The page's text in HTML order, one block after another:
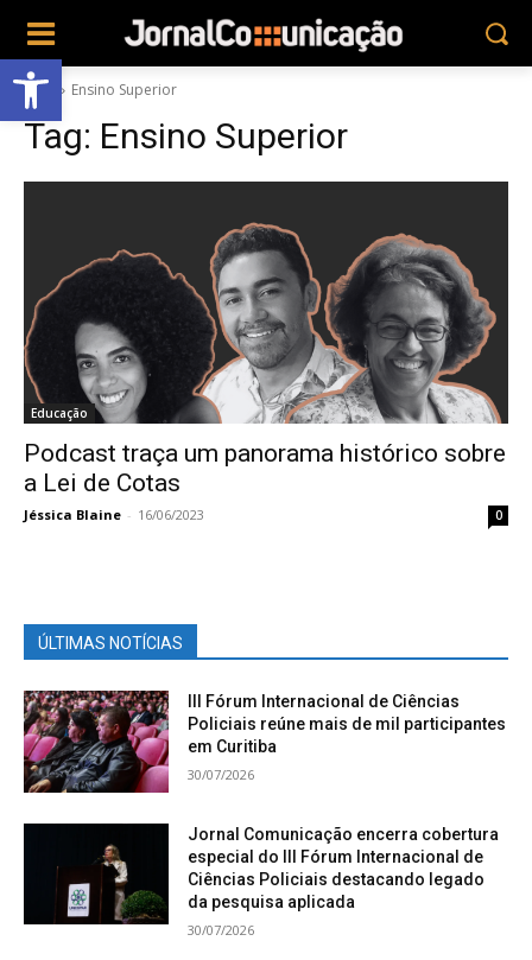
Abrir a barra de ferramentas
Tags Ensino Superior
Tag: Ensino Superior
Educação
Podcast traça um panorama histórico sobre
a Lei de Cotas
Jéssica Blaine - 16/06/2023 0
ÚLTIMAS NOTÍCIAS
III Fórum Internacional de Ciências
Policiais reúne mais de mil participantes
em Curitiba
30/07/2026
Jornal Comunicação encerra cobertura
especial do III Fórum Internacional de
Ciências Policiais destacando legado
da pesquisa aplicada
30/07/2026